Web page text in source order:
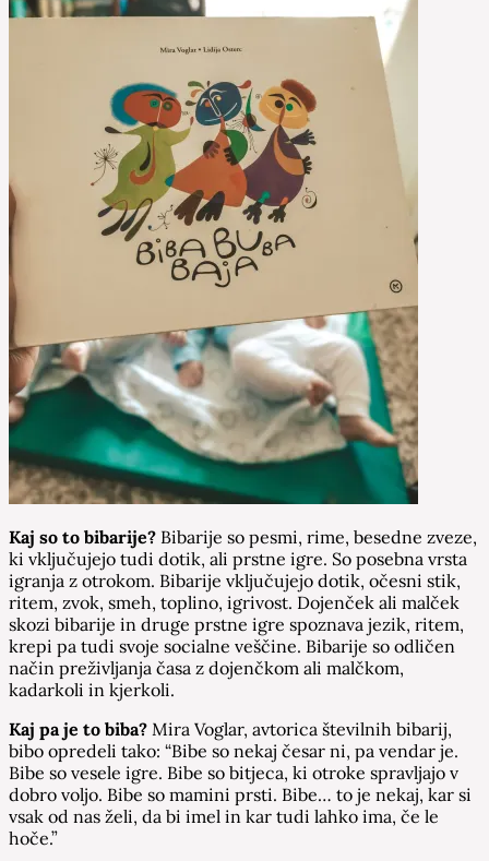
Kaj so to bibarije? Bibarije so pesmi, rime, besedne zveze,
ki vključujejo tudi dotik, ali prstne igre. So posebna vrsta
igranja z otrokom. Bibarije vključujejo dotik, očesni stik,
ritem, zvok, smeh, toplino, igrivost. Dojenček ali malček
skozi bibarije in druge prstne igre spoznava jezik, ritem,
krepi pa tudi svoje socialne veščine. Bibarije so odličen
način preživljanja časa z dojenčkom ali malčkom,
kadarkoli in kjerkoli.
Kaj pa je to biba? Mira Voglar, avtorica številnih bibarij,
bibo opredeli tako: “Bibe so nekaj česar ni, pa vendar je.
Bibe so vesele igre. Bibe so bitjeca, ki otroke spravljajo v
dobro voljo. Bibe so mamini prsti. Bibe… to je nekaj, kar si
vsak od nas želi, da bi imel in kar tudi lahko ima, če le
hoče.”